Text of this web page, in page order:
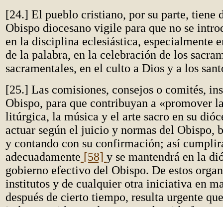
[24.] El pueblo cristiano, por su parte, tiene
Obispo diocesano vigile para que no se
en la disciplina eclesiástica, especialmente
de la palabra, en la celebración de los
sacramentales, en el culto a Dios y a los
[25.] Las comisiones, consejos o comités,
Obispo, para que contribuyan a «promover
litúrgica, la música y el arte sacro en su
actuar según el juicio y normas del Obispo,
y contando con su confirmación; así
adecuadamente [58] y se mantendrá en la
gobierno efectivo del Obispo. De estos
institutos y de cualquier otra iniciativa en
después de cierto tiempo, resulta urgente